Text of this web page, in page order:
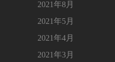
2021年8月
2021年5月
2021年4月
2021年3月